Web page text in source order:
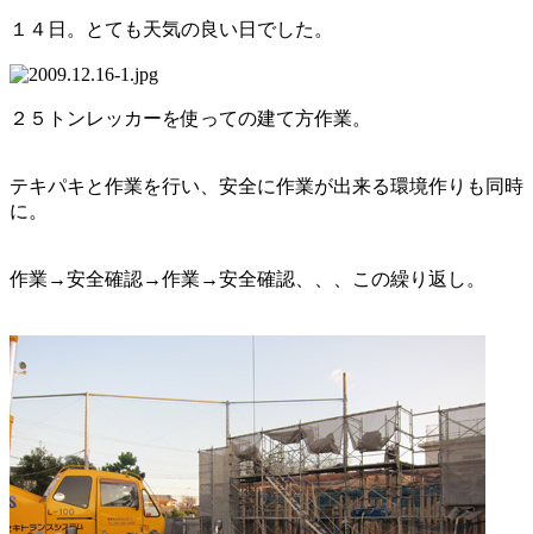
１４日。とても天気の良い日でした。
２５トンレッカーを使っての建て方作業。
テキパキと作業を行い、安全に作業が出来る環境作りも同時
に。
作業→安全確認→作業→安全確認、、、この繰り返し。